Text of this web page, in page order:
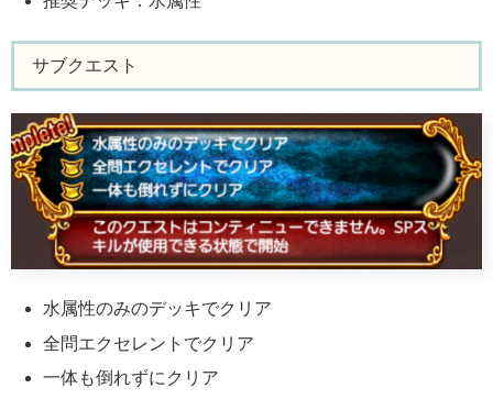
サブクエスト
水属性のみのデッキでクリア
全問エクセレントでクリア
一体も倒れずにクリア